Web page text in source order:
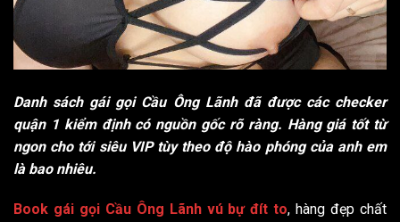
Danh sách gái gọi Cầu Ông Lãnh đã được các checker
quận 1 kiểm định có nguồn gốc rõ ràng. Hàng giá tốt từ
ngon cho tới siêu VIP tùy theo độ hào phóng của anh em
là bao nhiêu.
Book gái gọi Cầu Ông Lãnh vú bự đít to, hàng đẹp chất